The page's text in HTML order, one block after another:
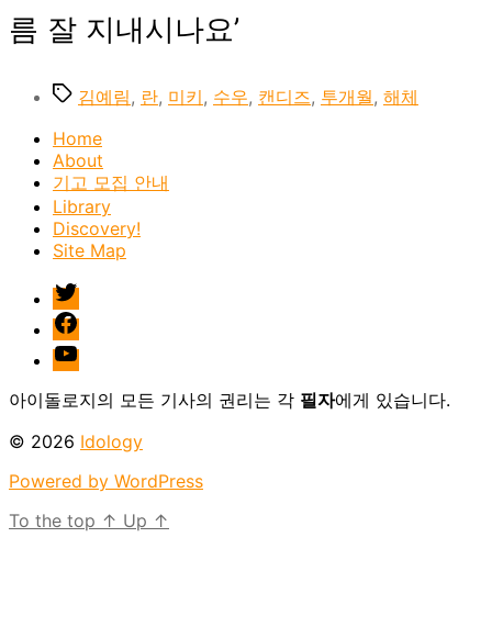
름 잘 지내시나요’
Tags김예림 , 란, 미키 , 수우, 캔디즈, 투개월 , 해체
Home
About
기고 모집 안내
Library
Discovery!
Site Map
twitter
facebook
Youtube
아이돌로지의 모든 기사의 권리는 각 필자에게 있습니다.
© 2026 Idology
Powered by WordPress
To the top ↑ Up ↑